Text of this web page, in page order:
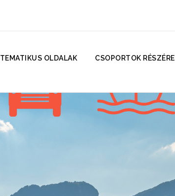
TEMATIKUS OLDALAK CSOPORTOK RÉSZÉRE